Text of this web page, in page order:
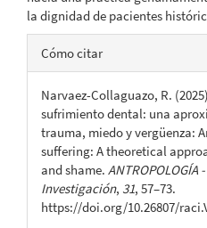
la dignidad de pacientes
Detalles
del
artículo
Cómo citar
Narvaez-Collaguazo, R.
sufrimiento dental: una
trauma, miedo y vergüenza:
suffering: A theoretical
and shame. ANTROPOLOGÍA
Investigación, 31, 57–73.
https://doi.org/10.26807/